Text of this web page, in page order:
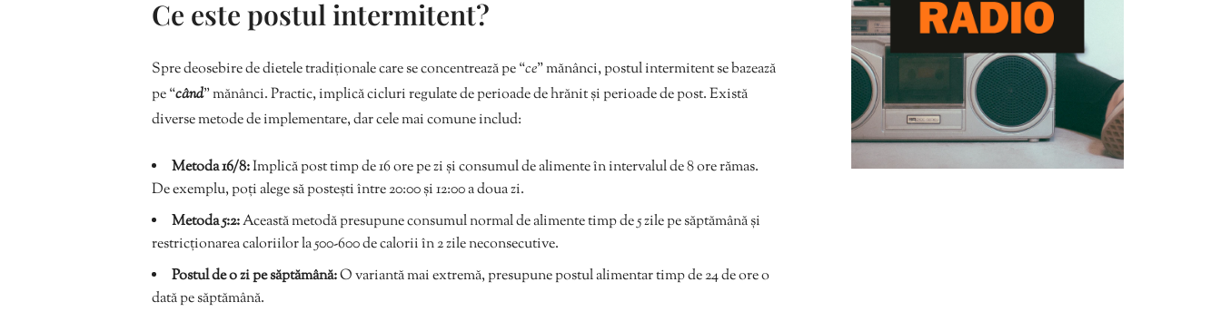
Ce este postul intermitent?
Spre deosebire de dietele tradiționale care se concentrează pe “ce” mănânci, postul intermitent se bazează
pe “când” mănânci. Practic, implică cicluri regulate de perioade de hrănit și perioade de post. Există
diverse metode de implementare, dar cele mai comune includ:
Metoda 16/8:Implică post timp de 16 ore pe zi și consumul de alimente în intervalul de 8 ore rămas.
De exemplu, poți alege să postești între 20:00 și 12:00 a doua zi.
Metoda 5:2:Această metodă presupune consumul normal de alimente timp de 5 zile pe săptămână și
restricționarea caloriilor la 500-600 de calorii în 2 zile neconsecutive.
Postul de o zi pe săptămână:O variantă mai extremă, presupune postul alimentar timp de 24 de ore o
dată pe săptămână.